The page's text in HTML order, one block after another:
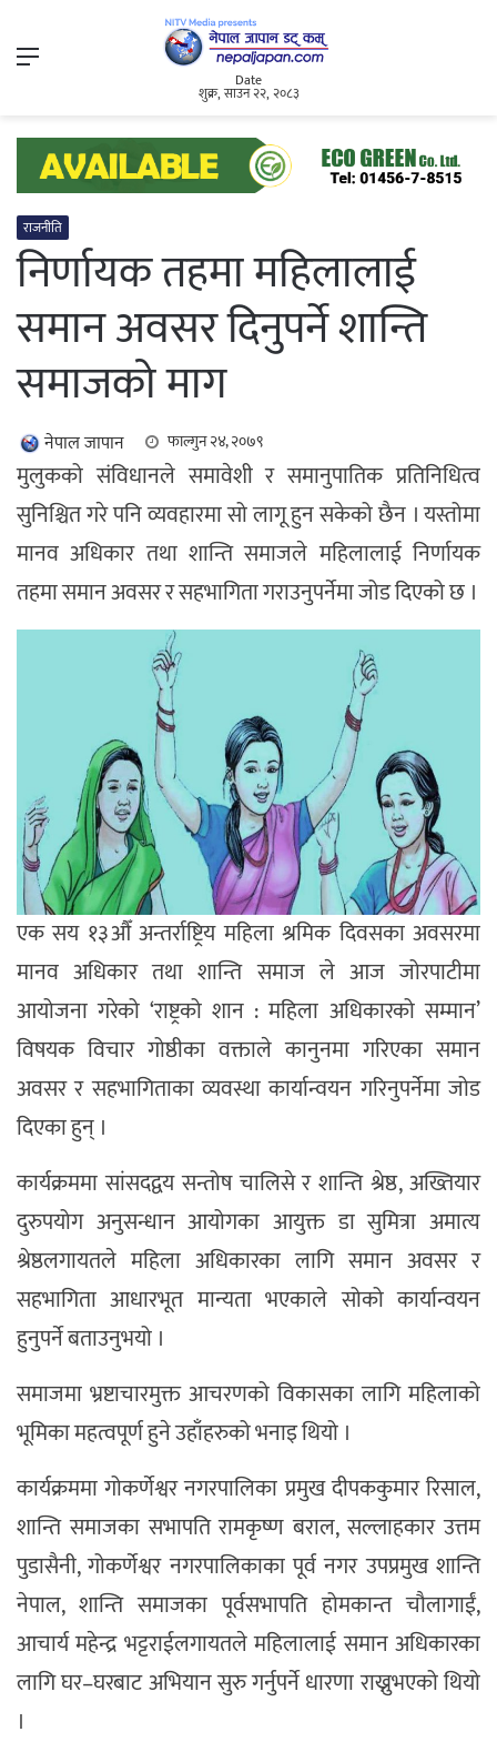
Menu
Date
शुक्र, साउन २२, २०८३
राजनीति
निर्णायक तहमा महिलालाई
समान अवसर दिनुपर्ने शान्ति
समाजको माग
नेपाल जापान फाल्गुन २४, २०७९
मुलुकको संविधानले समावेशी र समानुपातिक प्रतिनिधित्व
सुनिश्चित गरे पनि व्यवहारमा सो लागू हुन सकेको छैन । यस्तोमा
मानव अधिकार तथा शान्ति समाजले महिलालाई निर्णायक
तहमा समान अवसर र सहभागिता गराउनुपर्नेमा जोड दिएको छ ।
एक सय १३औँ अन्तर्राष्ट्रिय महिला श्रमिक दिवसका अवसरमा
मानव अधिकार तथा शान्ति समाज ले आज जोरपाटीमा
आयोजना गरेको ‘राष्ट्रको शान : महिला अधिकारको सम्मान’
विषयक विचार गोष्ठीका वक्ताले कानुनमा गरिएका समान
अवसर र सहभागिताका व्यवस्था कार्यान्वयन गरिनुपर्नेमा जोड
दिएका हुन् ।
कार्यक्रममा सांसदद्वय सन्तोष चालिसे र शान्ति श्रेष्ठ, अख्तियार
दुरुपयोग अनुसन्धान आयोगका आयुक्त डा सुमित्रा अमात्य
श्रेष्ठलगायतले महिला अधिकारका लागि समान अवसर र
सहभागिता आधारभूत मान्यता भएकाले सोको कार्यान्वयन
हुनुपर्ने बताउनुभयो ।
समाजमा भ्रष्टाचारमुक्त आचरणको विकासका लागि महिलाको
भूमिका महत्वपूर्ण हुने उहाँहरुको भनाइ थियो ।
कार्यक्रममा गोकर्णेश्वर नगरपालिका प्रमुख दीपककुमार रिसाल,
शान्ति समाजका सभापति रामकृष्ण बराल, सल्लाहकार उत्तम
पुडासैनी, गोकर्णेश्वर नगरपालिकाका पूर्व नगर उपप्रमुख शान्ति
नेपाल, शान्ति समाजका पूर्वसभापति होमकान्त चौलागाईं,
आचार्य महेन्द्र भट्टराईलगायतले महिलालाई समान अधिकारका
लागि घर–घरबाट अभियान सुरु गर्नुपर्ने धारणा राख्नुभएको थियो
।